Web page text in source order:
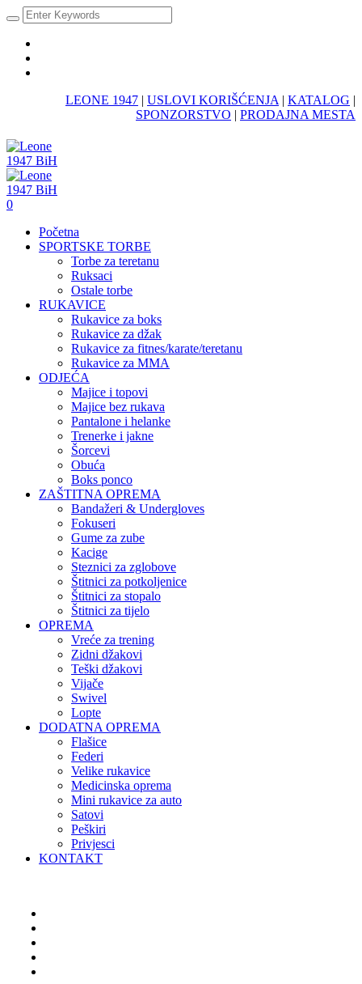
LEONE 1947 | USLOVI KORIŠĆENJA | KATALOG |
SPONZORSTVO | PRODAJNA MESTA
0
Početna
SPORTSKE TORBE
Torbe za teretanu
Ruksaci
Ostale torbe
RUKAVICE
Rukavice za boks
Rukavice za džak
Rukavice za fitnes/karate/teretanu
Rukavice za MMA
ODJEĆA
Majice i topovi
Majice bez rukava
Pantalone i helanke
Trenerke i jakne
Šorcevi
Obuća
Boks ponco
ZAŠTITNA OPREMA
Bandažeri & Undergloves
Fokuseri
Gume za zube
Kacige
Steznici za zglobove
Štitnici za potkoljenice
Štitnici za stopalo
Štitnici za tijelo
OPREMA
Vreće za trening
Zidni džakovi
Teški džakovi
Vijače
Swivel
Lopte
DODATNA OPREMA
Flašice
Federi
Velike rukavice
Medicinska oprema
Mini rukavice za auto
Satovi
Peškiri
Privjesci
KONTAKT